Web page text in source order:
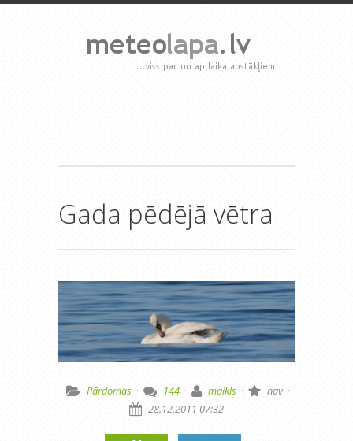
Gada pēdējā vētra
Pārdomas · 144 · maikls · nav ·
28.12.2011 07:32